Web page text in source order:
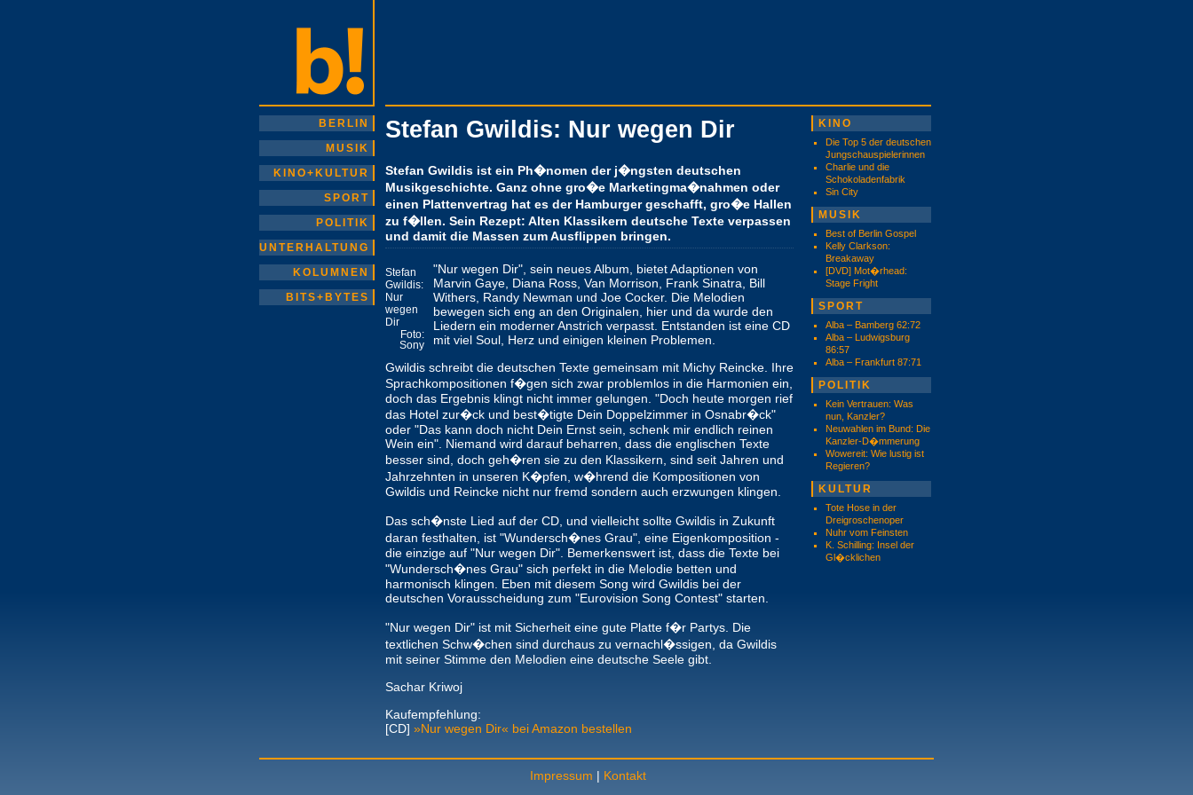
BERLIN
MUSIK
KINO+KULTUR
SPORT
POLITIK
UNTERHALTUNG
KOLUMNEN
BITS+BYTES
Stefan Gwildis: Nur wegen Dir
Stefan Gwildis ist ein Ph�nomen der j�ngsten deutschen
Musikgeschichte. Ganz ohne gro�e Marketingma�nahmen oder
einen Plattenvertrag hat es der Hamburger geschafft, gro�e Hallen
zu f�llen. Sein Rezept: Alten Klassikern deutsche Texte verpassen
und damit die Massen zum Ausflippen bringen.
Stefan
Gwildis:
Nur
wegen
Dir
Foto:
Sony
"Nur wegen Dir", sein neues Album, bietet Adaptionen von
Marvin Gaye, Diana Ross, Van Morrison, Frank Sinatra, Bill
Withers, Randy Newman und Joe Cocker. Die Melodien
bewegen sich eng an den Originalen, hier und da wurde den
Liedern ein moderner Anstrich verpasst. Entstanden ist eine CD
mit viel Soul, Herz und einigen kleinen Problemen.
Gwildis schreibt die deutschen Texte gemeinsam mit Michy Reincke. Ihre
Sprachkompositionen f�gen sich zwar problemlos in die Harmonien ein,
doch das Ergebnis klingt nicht immer gelungen. "Doch heute morgen rief
das Hotel zur�ck und best�tigte Dein Doppelzimmer in Osnabr�ck"
oder "Das kann doch nicht Dein Ernst sein, schenk mir endlich reinen
Wein ein". Niemand wird darauf beharren, dass die englischen Texte
besser sind, doch geh�ren sie zu den Klassikern, sind seit Jahren und
Jahrzehnten in unseren K�pfen, w�hrend die Kompositionen von
Gwildis und Reincke nicht nur fremd sondern auch erzwungen klingen.
Das sch�nste Lied auf der CD, und vielleicht sollte Gwildis in Zukunft
daran festhalten, ist "Wundersch�nes Grau", eine Eigenkomposition -
die einzige auf "Nur wegen Dir". Bemerkenswert ist, dass die Texte bei
"Wundersch�nes Grau" sich perfekt in die Melodie betten und
harmonisch klingen. Eben mit diesem Song wird Gwildis bei der
deutschen Vorausscheidung zum "Eurovision Song Contest" starten.
"Nur wegen Dir" ist mit Sicherheit eine gute Platte f�r Partys. Die
textlichen Schw�chen sind durchaus zu vernachl�ssigen, da Gwildis
mit seiner Stimme den Melodien eine deutsche Seele gibt.
Sachar Kriwoj
Kaufempfehlung:
[CD] »Nur wegen Dir« bei Amazon bestellen
KINO
Die Top 5 der deutschen
Jungschauspielerinnen
Charlie und die
Schokoladenfabrik
Sin City
MUSIK
Best of Berlin Gospel
Kelly Clarkson:
Breakaway
[DVD] Mot�rhead:
Stage Fright
SPORT
Alba – Bamberg 62:72
Alba – Ludwigsburg
86:57
Alba – Frankfurt 87:71
POLITIK
Kein Vertrauen: Was
nun, Kanzler?
Neuwahlen im Bund: Die
Kanzler-D�mmerung
Wowereit: Wie lustig ist
Regieren?
KULTUR
Tote Hose in der
Dreigroschenoper
Nuhr vom Feinsten
K. Schilling: Insel der
Gl�cklichen
Impressum | Kontakt